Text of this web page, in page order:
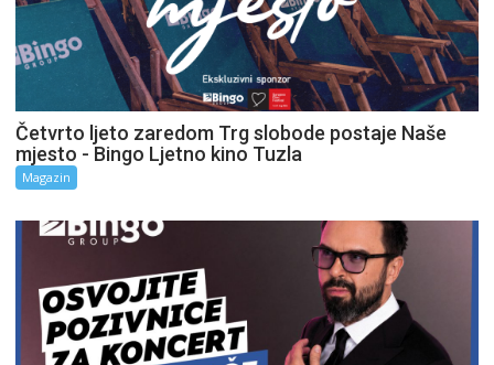
Četvrto ljeto zaredom Trg slobode postaje Naše
mjesto - Bingo Ljetno kino Tuzla
Magazin